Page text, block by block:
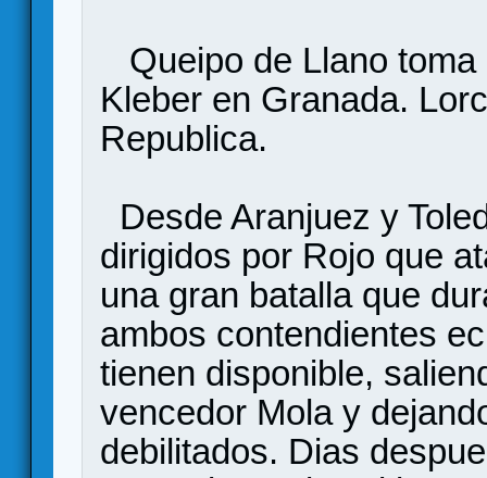
Queipo de Llano toma
Kleber en Granada.
Republica.
Desde Aranjuez y
dirigidos por Rojo que
una gran batalla que
ambos contendientes
tienen disponible,
vencedor Mola y
debilitados. Dias